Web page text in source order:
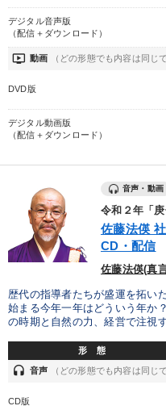
デジタル音声版
（配信＋ダウンロード）
ondemand_video 動画 （どの形態でも内容は同じ
DVD版
デジタル動画版
（配信＋ダウンロード）
音声・動画
令和２年「
佐藤法偀
CD・配信
佐藤法偀(真
歴代の指導者たちが盛運を拓い
始まる今年一年はどういう年か
の時期と自然の力、経営で注視
形 態
headset 音声 （どの形態でも内容は同じ
CD版